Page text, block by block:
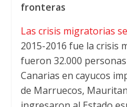
fronteras
Las crisis migratorias
2015-2016 fue la crisis
fueron 32.000
Canarias en cayucos
de Marruecos,